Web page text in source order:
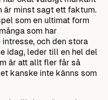
är minst sagt ett faktum.
som en ultimat form
som har
och den stora
idag, leder till en hel del
är att allt fler får så
kanske inte känns som